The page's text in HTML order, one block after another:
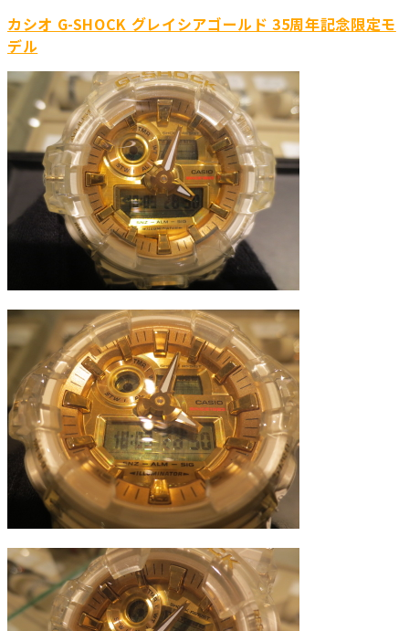
カシオ G-SHOCK グレイシアゴールド 35周年記念限定モ
デル